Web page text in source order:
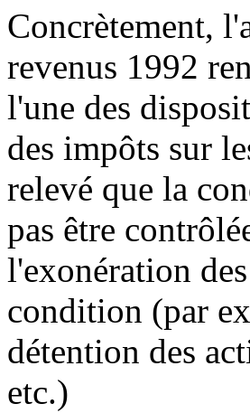
Concrètement,
revenus 1992
l'une des
des impôts sur
relevé que la
pas être
l'exonération
condition (par
détention des
etc.)